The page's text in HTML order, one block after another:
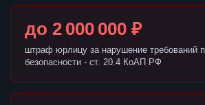
до 2 000 000 ₽
штраф юрлицу за нарушение требований
безопасности - ст. 20.4 КоАП РФ